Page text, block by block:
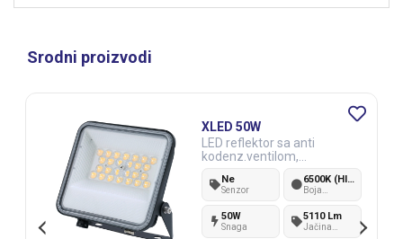
Srodni proizvodi
XLED 50W
LED reflektor sa anti
kodenz.ventilom,
240V,crni
Ne
Senzor
6500K (Hladno bela)
Boja
50W
Snaga
5110 Lm
Jačina